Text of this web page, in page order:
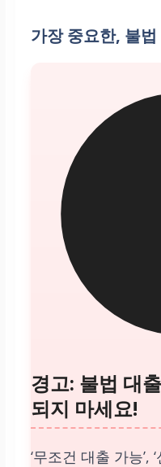
가장 중요한, 불
경고: 불법 대
되지 마세요!
‘무조건 대출 가능’,